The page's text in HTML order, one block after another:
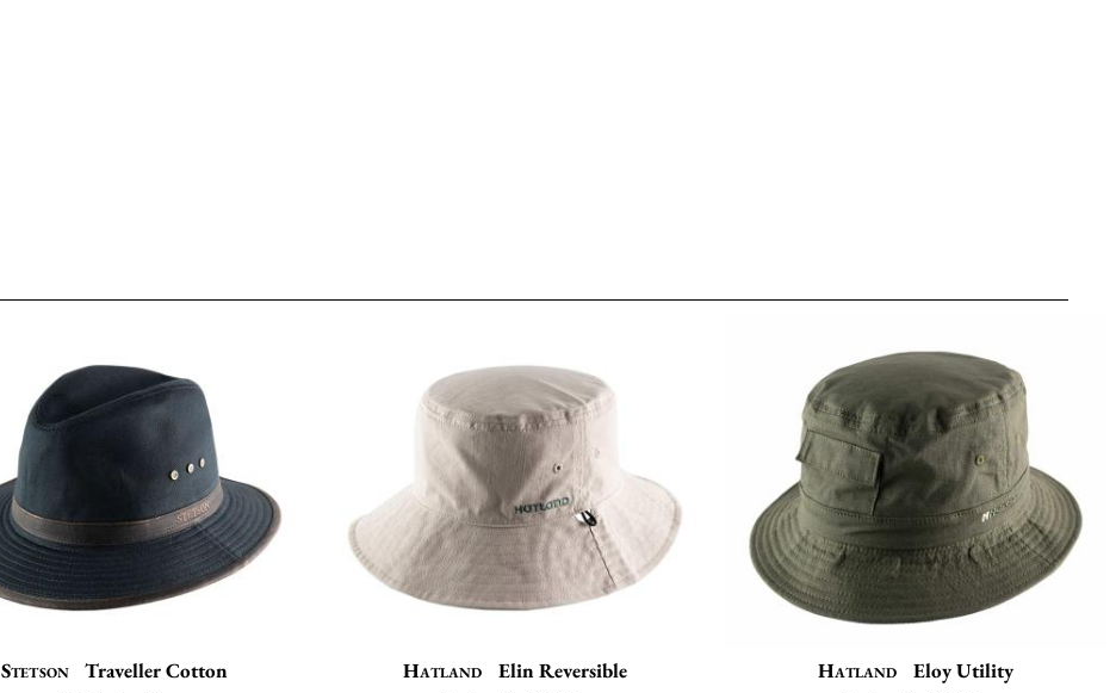
Stetson Traveller Cotton Hatland Elin Reversible Hatland Eloy Utility